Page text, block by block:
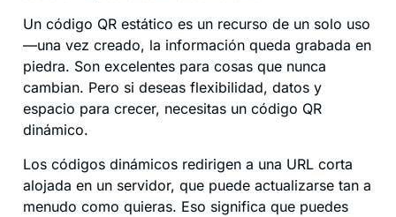
Un código QR estático es un recurso de un solo uso
—una vez creado, la información queda grabada en
piedra. Son excelentes para cosas que nunca
cambian. Pero si deseas flexibilidad, datos y
espacio para crecer, necesitas un código QR
dinámico.
Los códigos dinámicos redirigen a una URL corta
alojada en un servidor, que puede actualizarse tan a
menudo como quieras. Eso significa que puedes